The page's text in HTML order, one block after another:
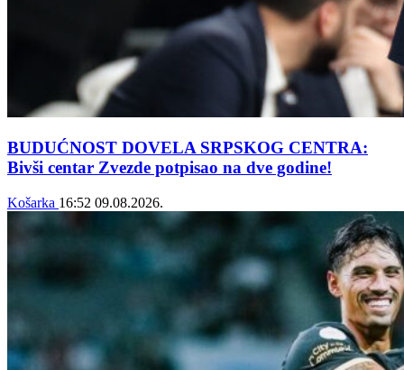
BUDUĆNOST DOVELA SRPSKOG CENTRA:
Bivši centar Zvezde potpisao na dve godine!
Košarka 16:52 09.08.2026.